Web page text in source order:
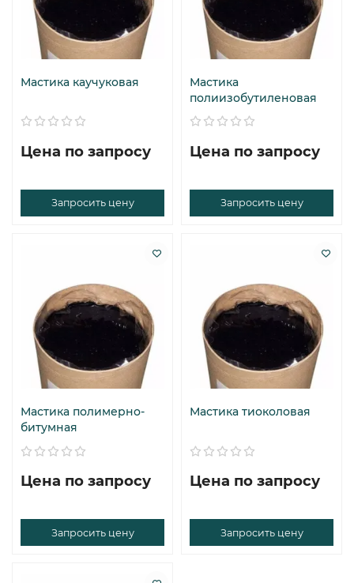
Мастика каучуковая
Цена по запросу
Запросить цену
Мастика
полиизобутиленовая
Цена по запросу
Запросить цену
Мастика полимерно-
битумная
Цена по запросу
Запросить цену
Мастика тиоколовая
Цена по запросу
Запросить цену